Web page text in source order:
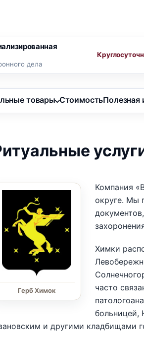
дела
товары СтоимостьПолезная
Герб Химок
Компания
округе. Мы
Химки
часто
больницей,
и другими кладбищами